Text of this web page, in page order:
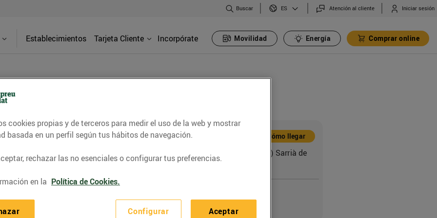
Buscar ES Atención al cliente Iniciar sesión
Establecimientos Tarjeta Cliente Incorpórate Movilidad Energía Comprar online
CVE Sarrià de Ter Dirección Cómo llegar
Av. de França, 127 (17840) Sarrià de
Ter
cookies propias y de terceros para medir el uso de la web y mostrar
basada en un perfil según tus hábitos de navegación.
rechazar las no esenciales o configurar tus preferencias.
en la Política de Cookies.
Configurar Aceptar